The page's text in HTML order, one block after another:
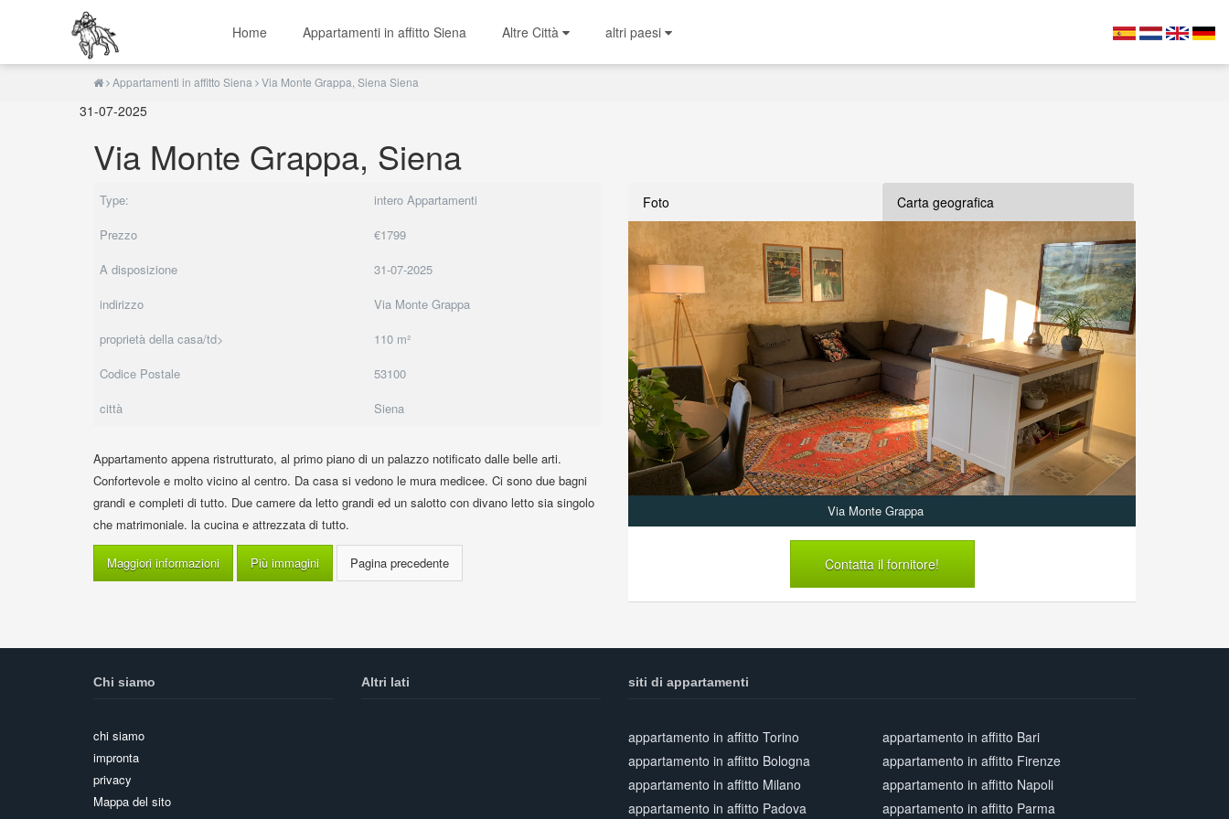
Home Appartamenti in affitto Siena Altre Città altri paesi
Appartamenti in affitto Siena Via Monte Grappa, Siena Siena
31-07-2025
Via Monte Grappa, Siena
Type:
intero Appartamenti
Prezzo
€1799
A disposizione
31-07-2025
indirizzo
Via Monte Grappa
proprietà della casa/td>
110 m²
Codice Postale
53100
città
Siena
Appartamento appena ristrutturato, al primo piano di un palazzo notificato dalle belle arti.
Confortevole e molto vicino al centro. Da casa si vedono le mura medicee. Ci sono due bagni
grandi e completi di tutto. Due camere da letto grandi ed un salotto con divano letto sia singolo
che matrimoniale. la cucina e attrezzata di tutto.
Maggiori informazioni Più immagini
Foto Carta geografica
Via Monte Grappa
Contatta il fornitore!
Chi siamo
chi siamo
impronta
privacy
Mappa del sito
Altri lati siti di appartamenti
appartamento in affitto Torino
appartamento in affitto Bari
appartamento in affitto Bologna
appartamento in affitto Firenze
appartamento in affitto Milano
appartamento in affitto Napoli
appartamento in affitto Padova
appartamento in affitto Parma